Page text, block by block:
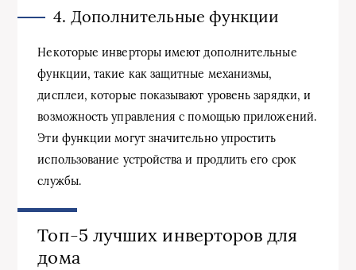
4. Дополнительные функции
Некоторые инверторы имеют дополнительные
функции, такие как защитные механизмы,
дисплеи, которые показывают уровень зарядки, и
возможность управления с помощью приложений.
Эти функции могут значительно упростить
использование устройства и продлить его срок
службы.
Топ-5 лучших инверторов для
дома